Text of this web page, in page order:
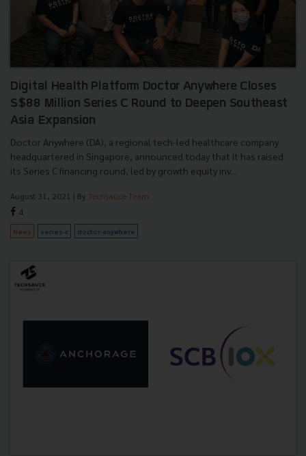
Digital Health Platform Doctor Anywhere Closes
S$88 Million Series C Round to Deepen Southeast
Asia Expansion
Doctor Anywhere (DA), a regional tech-led healthcare company
headquartered in Singapore, announced today that it has raised
its Series C financing round, led by growth equity inv...
August 31, 2021 | By Techsauce Team
4
News series-c doctor-anywhere